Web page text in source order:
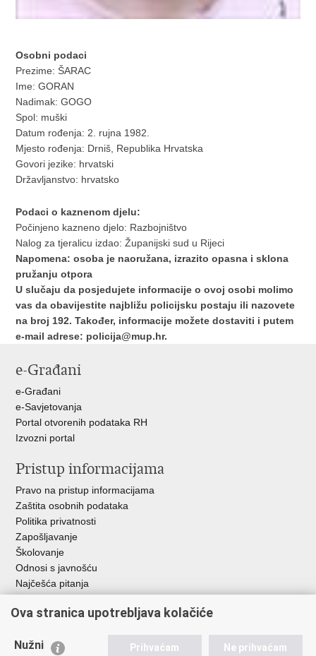
Osobni podaci
Prezime: ŠARAC
Ime: GORAN
Nadimak: GOGO
Spol: muški
Datum rođenja: 2. rujna 1982.
Mjesto rođenja: Drniš, Republika Hrvatska
Govori jezike: hrvatski
Državljanstvo: hrvatsko
Podaci o kaznenom djelu:
Počinjeno kazneno djelo: Razbojništvo
Nalog za tjeralicu izdao: Županijski sud u Rijeci
Napomena: osoba je naoružana, izrazito opasna i sklona
pružanju otpora
U slučaju da posjedujete informacije o ovoj osobi molimo
vas da obavijestite najbližu policijsku postaju ili nazovete
na broj 192. Također, informacije možete dostaviti i putem
e-mail adrese: policija@mup.hr.
e-Građani
e-Građani
e-Savjetovanja
Portal otvorenih podataka RH
Izvozni portal
Pristup informacijama
Pravo na pristup informacijama
Zaštita osobnih podataka
Politika privatnosti
Zapošljavanje
Školovanje
Odnosi s javnošću
Najčešća pitanja
Važne poveznice
EMN Nacionalna kontaktna točka za Republiku Hrvatsku
Ova stranica upotrebljava kolačiće
Nužni Prihvaćam Ne prihvaćam